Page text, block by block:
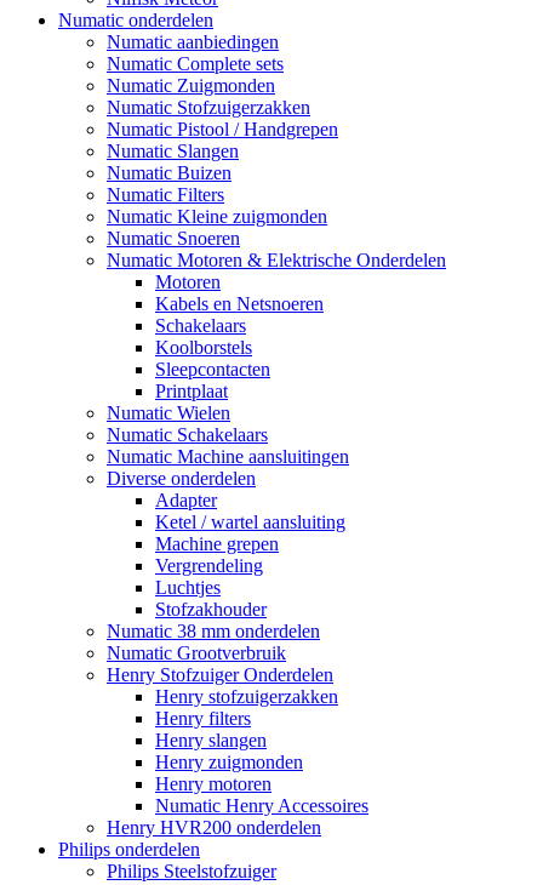
Numatic onderdelen
Numatic aanbiedingen
Numatic Complete sets
Numatic Zuigmonden
Numatic Stofzuigerzakken
Numatic Pistool / Handgrepen
Numatic Slangen
Numatic Buizen
Numatic Filters
Numatic Kleine zuigmonden
Numatic Snoeren
Numatic Motoren & Elektrische Onderdelen
Motoren
Kabels en Netsnoeren
Schakelaars
Koolborstels
Sleepcontacten
Printplaat
Numatic Wielen
Numatic Schakelaars
Numatic Machine aansluitingen
Diverse onderdelen
Adapter
Ketel / wartel aansluiting
Machine grepen
Vergrendeling
Luchtjes
Stofzakhouder
Numatic 38 mm onderdelen
Numatic Grootverbruik
Henry Stofzuiger Onderdelen
Henry stofzuigerzakken
Henry filters
Henry slangen
Henry zuigmonden
Henry motoren
Numatic Henry Accessoires
Henry HVR200 onderdelen
Philips onderdelen
Philips Steelstofzuiger